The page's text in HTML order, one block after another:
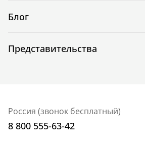
Блог
Представительства
Россия (звонок бесплатный)
8 800 555-63-42